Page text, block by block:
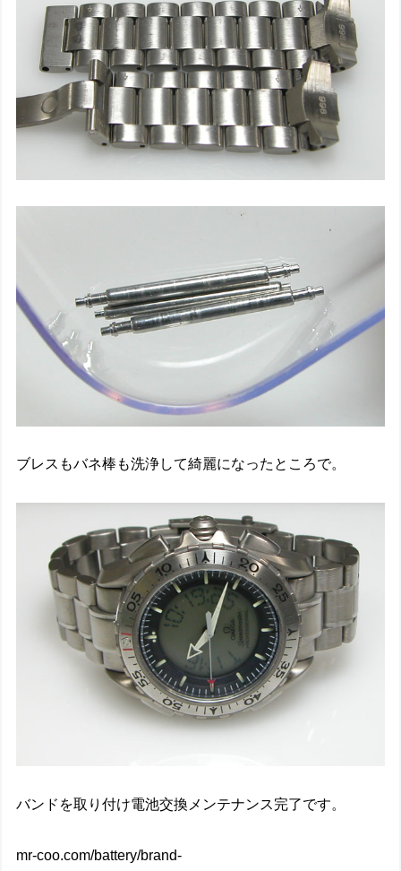
ブレスもバネ棒も洗浄して綺麗になったところで。
バンドを取り付け電池交換メンテナンス完了です。
mr-coo.com/battery/brand-